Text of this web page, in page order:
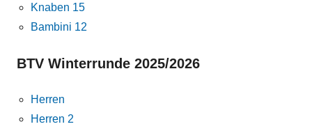
Knaben 15
Bambini 12
BTV Winterrunde 2025/2026
Herren
Herren 2